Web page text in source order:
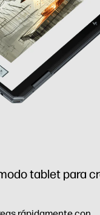
tablet para